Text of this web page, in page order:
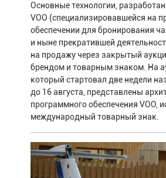
Основные технологии,
VOO (специализировавшейся на
обеспечении для бронирования
и ныне прекратившей
на продажу через закрытый
брендом и товарным знаком. На
который стартовал две недели
до 16 августа, представлены
программного обеспечения VOO,
международный товарный знак.